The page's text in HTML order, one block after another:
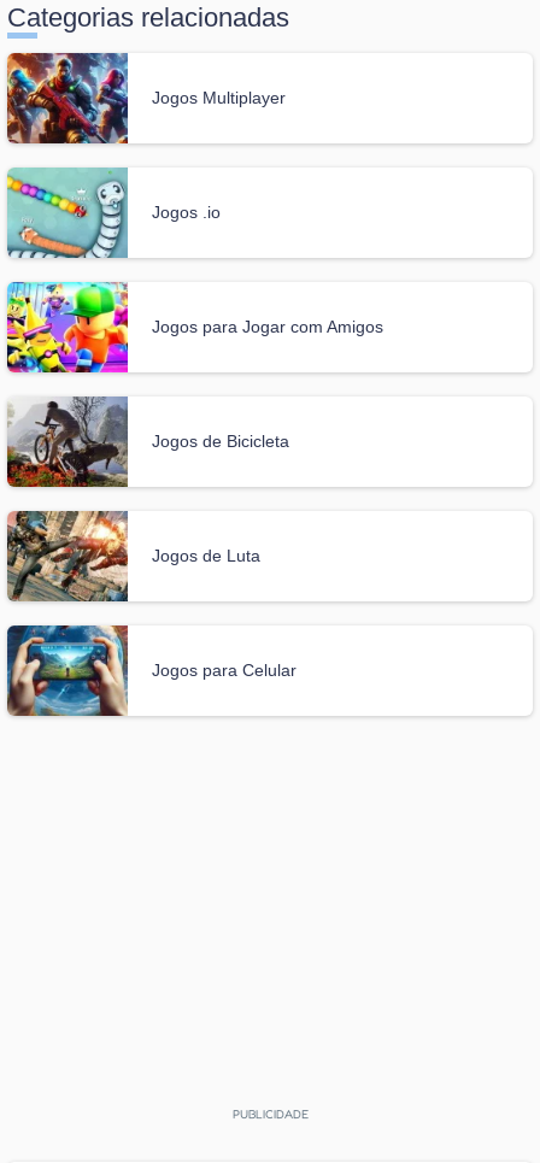
Categorias relacionadas
Jogos Multiplayer
Jogos .io
Jogos para Jogar com Amigos
Jogos de Bicicleta
Jogos de Luta
Jogos para Celular